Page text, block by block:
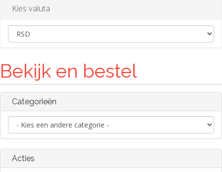
Kies valuta
Bekijk en bestel
Categorieën
Acties